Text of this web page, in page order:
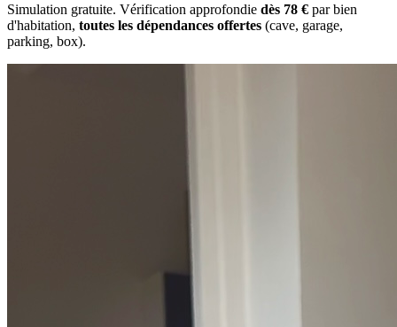
Simulation gratuite. Vérification approfondie dès 78 € par bien
d'habitation, toutes les dépendances offertes (cave, garage,
parking, box).